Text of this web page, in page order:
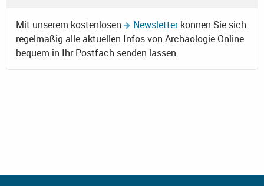
Mit unserem kostenlosen Newsletterkönnen Sie sich
regelmäßig alle aktuellen Infos von Archäologie Online
bequem in Ihr Postfach senden lassen.